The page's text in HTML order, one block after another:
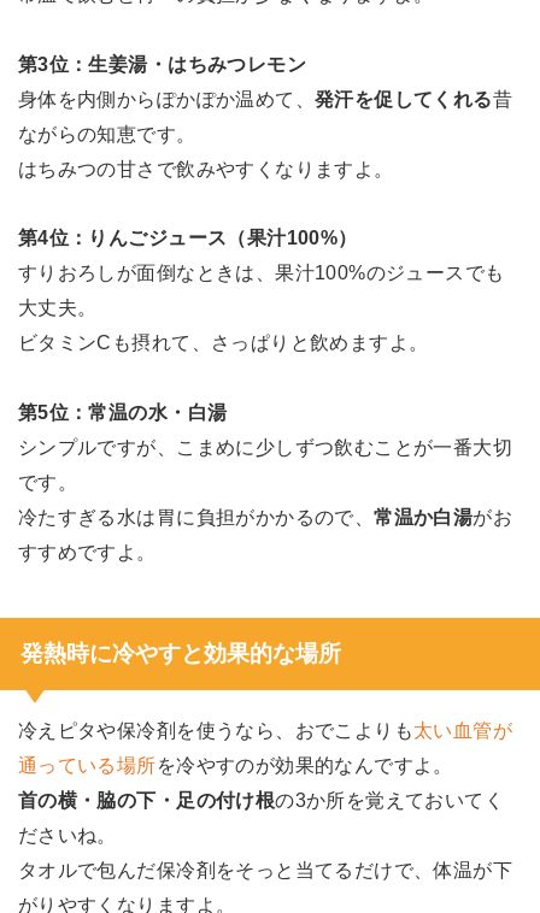
第3位：生姜湯・はちみつレモン
身体を内側からぽかぽか温めて、発汗を促してくれる昔
ながらの知恵です。
はちみつの甘さで飲みやすくなりますよ。
第4位：りんごジュース（果汁100%）
すりおろしが面倒なときは、果汁100%のジュースでも
大丈夫。
ビタミンCも摂れて、さっぱりと飲めますよ。
第5位：常温の水・白湯
シンプルですが、こまめに少しずつ飲むことが一番大切
です。
冷たすぎる水は胃に負担がかかるので、常温か白湯がお
すすめですよ。
発熱時に冷やすと効果的な場所
冷えピタや保冷剤を使うなら、おでこよりも太い血管が
通っている場所を冷やすのが効果的なんですよ。
首の横・脇の下・足の付け根の3か所を覚えておいてく
ださいね。
タオルで包んだ保冷剤をそっと当てるだけで、体温が下
がりやすくなりますよ。